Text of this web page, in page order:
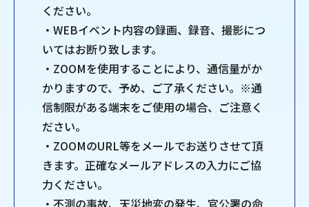
ください。
・WEBイベント内容の録画、録音、撮影につ
いてはお断り致します。
・ZOOMを使用することにより、通信量がか
かりますので、予め、ご了承ください。※通
信制限がある端末をご使用の場合、ご注意く
ださい。
・ZOOMのURL等をメールでお送りさせて頂
きます。正確なメールアドレスの入力にご協
力ください。
・不測の事故、天災地変の発生、官公署の命